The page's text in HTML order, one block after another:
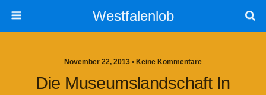
Westfalenlob
November 22, 2013 • Keine Kommentare
Die Museumslandschaft In